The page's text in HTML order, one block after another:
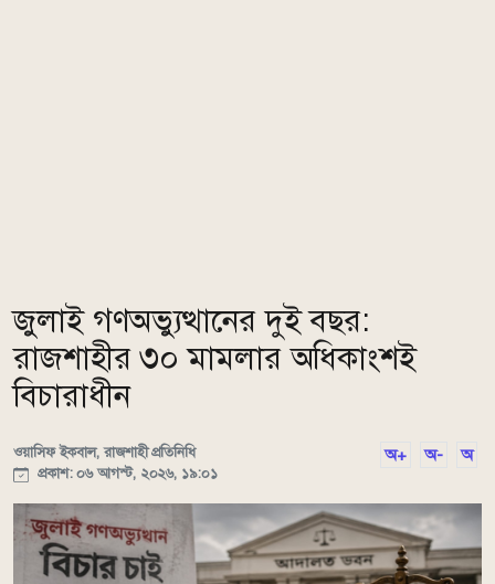
জুলাই গণঅভ্যুত্থানের দুই বছর:
রাজশাহীর ৩০ মামলার অধিকাংশই
বিচারাধীন
ওয়াসিফ ইকবাল, রাজশাহী প্রতিনিধি
প্রকাশ: ০৬ আগস্ট, ২০২৬, ১৯:০১
অ+ অ- অ